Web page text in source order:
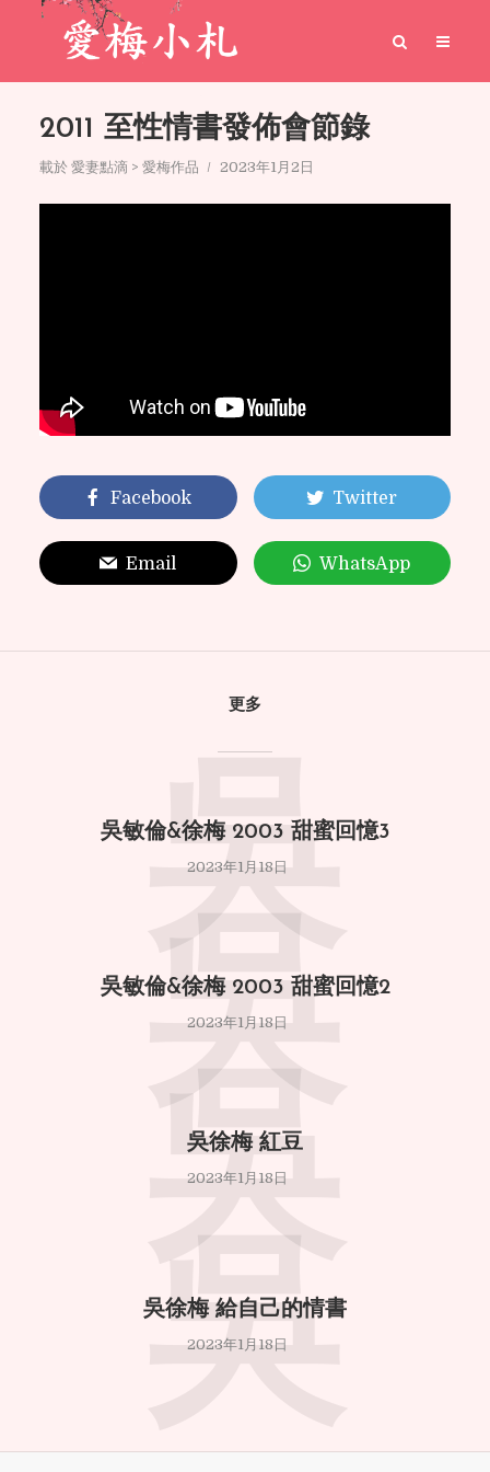
2011 至性情書發佈會節錄
載於 愛妻點滴 > 愛梅作品 2023年1月2日
Facebook Twitter
Email WhatsApp
更多
吳敏倫&徐梅 2003 甜蜜回憶3
2023年1月18日
吳
吳敏倫&徐梅 2003 甜蜜回憶2
2023年1月18日
吳
吳徐梅 紅豆
2023年1月18日
吳
吳徐梅 給自己的情書
2023年1月18日
吳